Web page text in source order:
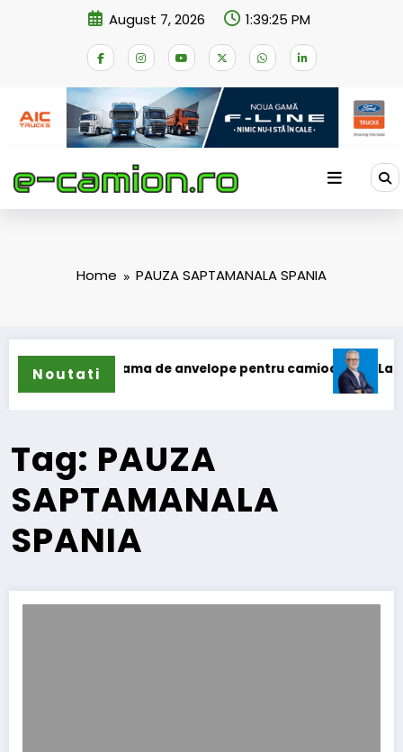
August 7, 2026 1:39:25 PM
Home PAUZA SAPTAMANALA SPANIA
Noutati
extinde gama de anvelope pentru camioane Lars
Tag: PAUZA
SAPTAMANALA
SPANIA